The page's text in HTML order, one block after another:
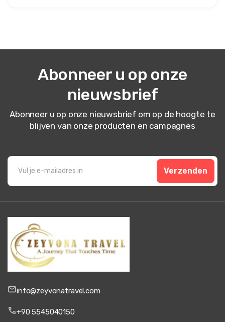
Abonneer u op onze
nieuwsbrief
Abonneer u op onze nieuwsbrief om op de hoogte te
blijven van onze producten en campagnes
Verzenden
info@zeyvonatravel.com
+90 5545040150